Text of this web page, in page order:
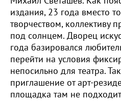
издания, 23 года вместо
творчеством, коллективу
под солнцем. Дворец
года базировался
перейти на условия
непосильно для театра.
приглашение от арт-
площадка там не